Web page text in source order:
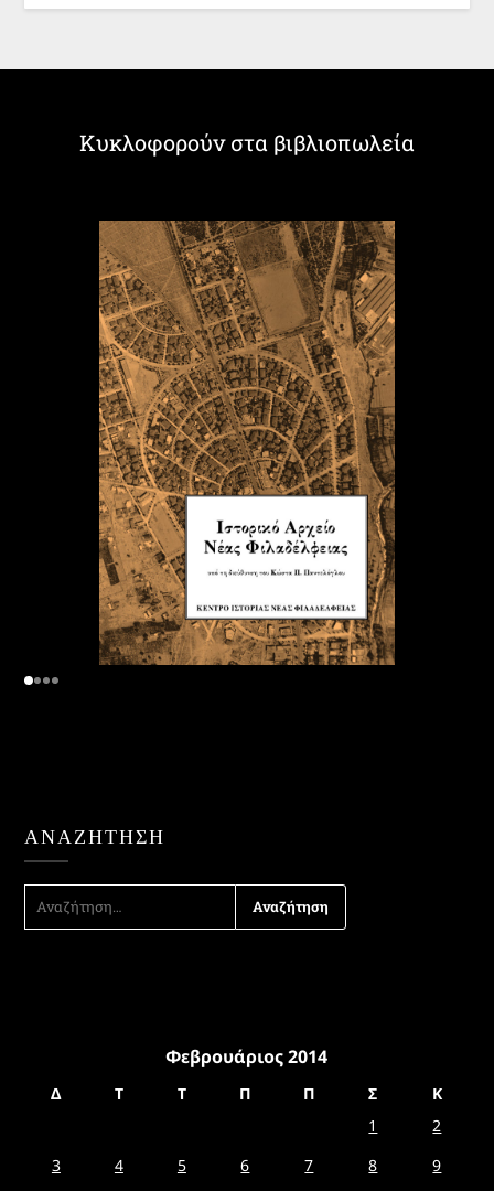
Κυκλοφορούν στα βιβλιοπωλεία
ΑΝΑΖΉΤΗΣΗ
ΑΝΑΖΉΤΗΣΗ
ΓΙΑ:
Φεβρουάριος 2014
Δ Τ Τ Π Π Σ
Κ
1
2
3
4 5 6 7 8
9